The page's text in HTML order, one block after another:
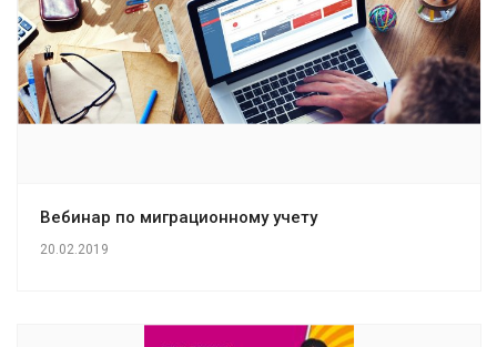
Вебинар по миграционному учету
20.02.2019